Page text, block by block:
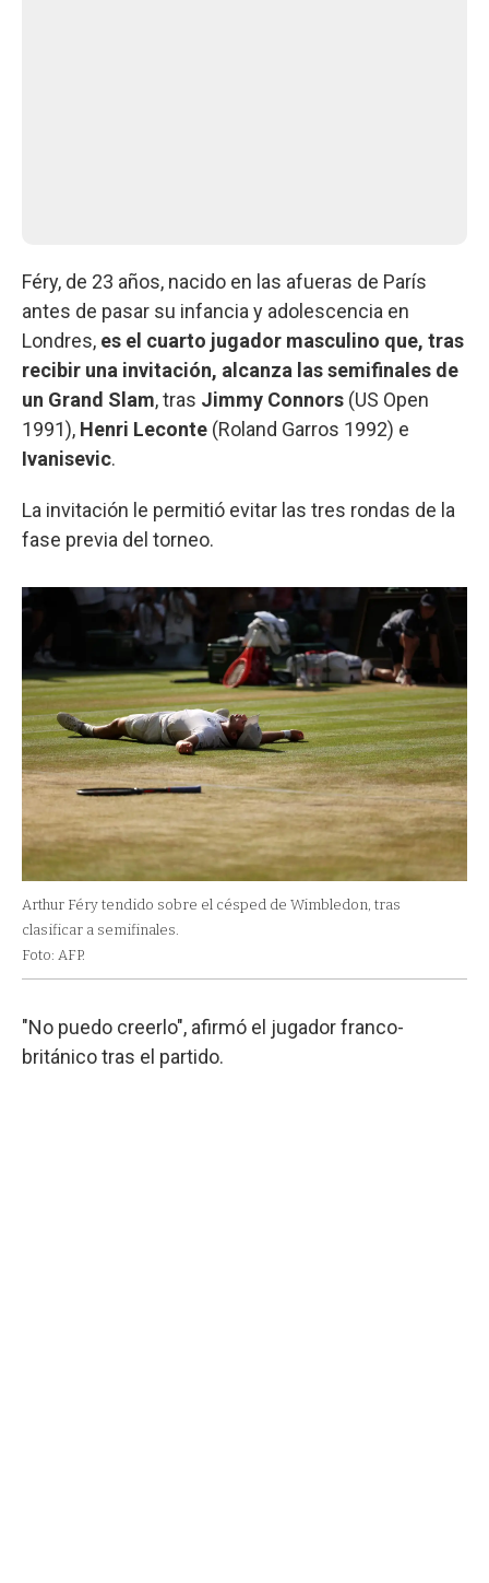
Féry, de 23 años, nacido en las afueras de París
antes de pasar su infancia y adolescencia en
Londres, es el cuarto jugador masculino que, tras
recibir una invitación, alcanza las semifinales de
un Grand Slam, tras Jimmy Connors (US Open
1991), Henri Leconte (Roland Garros 1992) e
Ivanisevic.
La invitación le permitió evitar las tres rondas de la
fase previa del torneo.
Arthur Féry tendido sobre el césped de Wimbledon, tras
clasificar a semifinales.
Foto: AFP.
"No puedo creerlo", afirmó el jugador franco-
británico tras el partido.